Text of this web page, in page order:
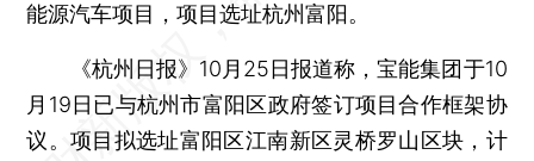
能源汽车项目，项目选址杭州富阳。
《杭州日报》10月25日报道称，宝能集团于10
月19日已与杭州市富阳区政府签订项目合作框架协
议。项目拟选址富阳区江南新区灵桥罗山区块，计